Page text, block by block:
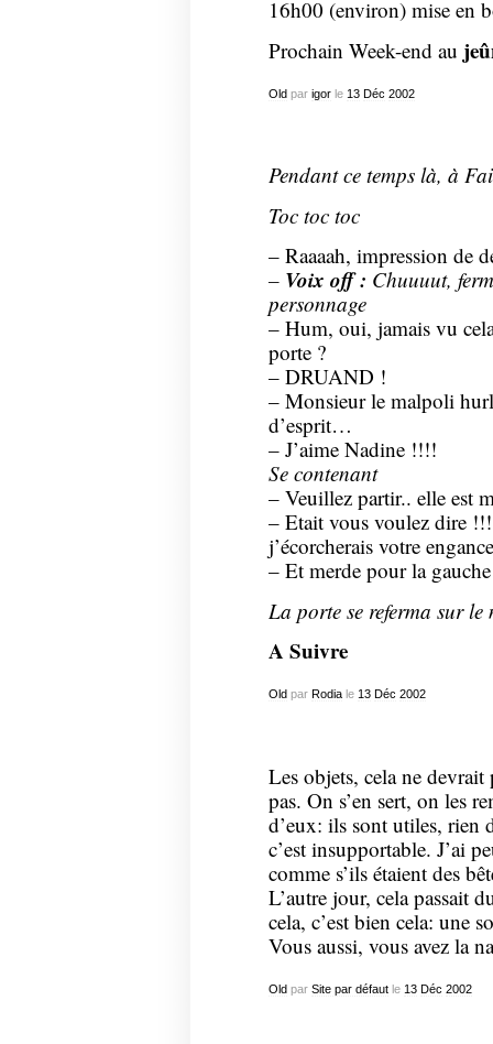
16h00 (environ) mise en
Prochain Week-end au
Oldpar igorle 13 Déc 2002
Pendant ce temps là, à
Toc toc toc
– Raaaah, impression de
– Voix off : Chuuuut,
personnage
– Hum, oui, jamais vu
porte ?
– DRUAND !
– Monsieur le malpoli
d’esprit…
– J’aime Nadine !!!!
Se contenant
– Veuillez partir.. elle est
– Etait vous voulez dire
j’écorcherais votre
– Et merde pour la
La porte se referma sur le
A Suivre
Old par Rodiale 13 Déc 2002
Les objets, cela ne devrait
pas. On s’en sert, on les
d’eux: ils sont utiles, rien
c’est insupportable. J’ai
comme s’ils étaient des
L’autre jour, cela passait
cela, c’est bien cela: une
Vous aussi, vous avez la
Oldpar Site par défautle 13 Déc 2002